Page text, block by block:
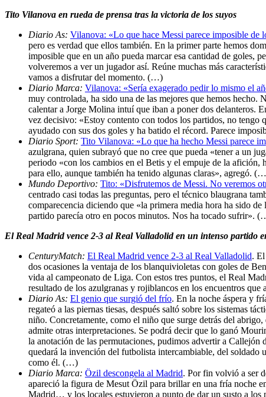
Tito Vilanova en rueda de prensa tras la victoria de los suyos
Diario As: Vilanova: «Lo que hace Messi parece imposible de
pero es verdad que ellos también. En la primer parte hemos
imposible que en un año pueda marcar esa cantidad de goles,
volveremos a ver un jugador así. Reúne muchas más
vamos a disfrutar del momento. (…)
Diario Marca: Vilanova: «Sería exagerado pedir lo mismo el
muy controlada, ha sido una de las mejores que hemos
calentar a Jorge Molina intuí que iban a poner dos delanteros.
vez decisivo: «Estoy contento con todos los partidos, no tengo
ayudado con sus dos goles y ha batido el récord. Parece
Diario Sport: Tito Vilanova: «Lo que ha hecho Messi parece
azulgrana, quien subrayó que no cree que pueda «tener a un
periodo «con los cambios en el Betis y el empuje de la afición,
para ello, aunque también ha tenido algunas claras», agregó.
Mundo Deportivo: Tito: «Disfrutemos de Messi. No veremos
centrado casi todas las preguntas, pero el técnico blaugrana
comparecencia diciendo que «la primera media hora ha sido
partido parecía otro en pocos minutos. Nos ha tocado sufrir».
El Real Madrid vence 2-3 al Real Valladolid en un intenso partido
CenturyMatch: El Real Madrid vence 2-3 al Real Valladolid.
dos ocasiones la ventaja de los blanquivioletas con goles de
vida al campeonato de Liga. Con estos tres puntos, el Real
resultado de los azulgranas y rojiblancos en los encuentros
Diario As: El genio que surgió del frío. En la noche áspera y
regateó a las piernas tiesas, después saltó sobre los sistemas
niño. Concretamente, como el niño que surge detrás del
admite otras interpretaciones. Se podrá decir que lo ganó
la anotación de las permutaciones, pudimos advertir a
quedará la invención del futbolista intercambiable, del soldado
como él. (…)
Diario Marca: Özil descongela al Madrid. Por fin volvió a ser
apareció la figura de Mesut Özil para brillar en una fría noche
Madrid… y los locales estuvieron a punto de dar un susto a los